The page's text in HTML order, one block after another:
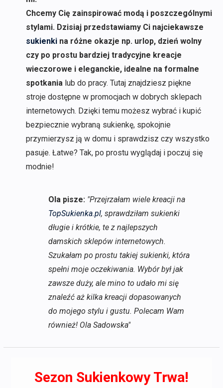
Chcemy Cię zainspirować modą i poszczególnymi
stylami. Dzisiaj przedstawiamy Ci najciekawsze
sukienkina różne okazje np. urlop, dzień wolny
czy po prostu bardziej tradycyjne kreacje
wieczorowe i eleganckie, idealne na formalne
spotkania lub do pracy. Tutaj znajdziesz piękne
stroje dostępne w promocjach w dobrych sklepach
internetowych. Dzięki temu możesz wybrać i kupić
bezpiecznie wybraną sukienkę, spokojnie
przymierzysz ją w domu i sprawdzisz czy wszystko
pasuje. Łatwe? Tak, po prostu wyglądaj i poczuj się
modnie!
Ola pisze: "Przejrzałam wiele kreacji na
TopSukienka.pl, sprawdziłam sukienki
długie i krótkie, te z najlepszych
damskich sklepów internetowych.
Szukałam po prostu takiej sukienki, która
spełni moje oczekiwania. Wybór był jak
zawsze duży, ale mino to udało mi się
znaleźć aż kilka kreacji dopasowanych
do mojego stylu i gustu. Polecam Wam
również! Ola Sadowska"
Sezon Sukienkowy Trwa!